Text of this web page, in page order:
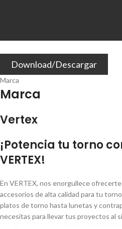
Download/Descargar
Marca
Marca
Vertex
¡Potencia tu torno
VERTEX!
En VERTEX, nos enorgullece
accesorios de alta calidad para tu
platos de torno hasta lunetas y
necesitas para llevar tus proyectos al